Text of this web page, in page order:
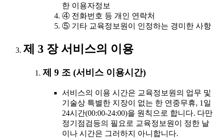
한 이용자정보
④ 전화번호 등 개인 연락처
⑤ 기타 교육정보원이 인정하는 경미한 사항
제 3 장 서비스의 이용
제 9 조 (서비스 이용시간)
서비스의 이용 시간은 교육정보원의 업무 및
기술상 특별한 지장이 없는 한 연중무휴, 1일
24시간(00:00-24:00)을 원칙으로 합니다. 다만
정기점검등의 필요로 교육정보원이 정한 날
이나 시간은 그러하지 아니합니다.